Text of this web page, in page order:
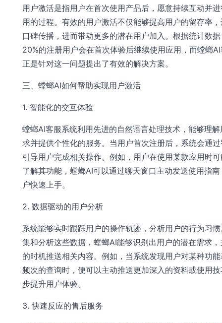
用户激活是指用户在首次使用产品后，愿意持续互动并
用的过程。有效的用户激活不仅能够提高用户的留存率
口碑传播，进而带动更多的潜在用户加入。根据统计数
20%的注册用户会在首次体验后继续使用应用，而螳螂
正是针对这一问题提出了有效的解决方案。
三、螳螂AI如何帮助实现用户激活
1. 智能化的交互体验
螳螂AI客服系统利用先进的自然语言处理技术，能够理
求并提供个性化的服务。当用户首次注册后，系统会通
引导用户完成相关操作。例如，用户在使用某款应用时
了解其功能，螳螂AI可以通过聊天窗口主动发送使用指
户快速上手。
2. 数据驱动的用户分析
系统能够实时跟踪用户的操作轨迹，分析用户的行为习
集和分析这些数据，螳螂AI能够识别出用户的潜在需求
的时机推送相关内容。例如，当系统发现用户对某种功
频次的查询时，便可以主动推送更加深入的资料或使用
步提升用户体验。
3. 快速反应的售后服务